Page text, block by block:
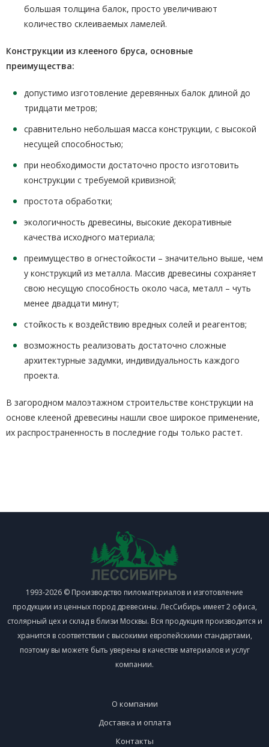
большая толщина балок, просто увеличивают
количество склеиваемых ламелей.
Конструкции из клееного бруса, основные
преимущества:
допустимо изготовление деревянных балок длиной до
тридцати метров;
сравнительно небольшая масса конструкции, с высокой
несущей способностью;
при необходимости достаточно просто изготовить
конструкции с требуемой кривизной;
простота обработки;
экологичность древесины, высокие декоративные
качества исходного материала;
преимущество в огнестойкости – значительно выше, чем
у конструкций из металла. Массив древесины сохраняет
свою несущую способность около часа, металл – чуть
менее двадцати минут;
стойкость к воздействию вредных солей и реагентов;
возможность реализовать достаточно сложные
архитектурные задумки, индивидуальность каждого
проекта.
В загородном малоэтажном строительстве конструкции на
основе клееной древесины нашли свое широкое применение,
их распространенность в последние годы только растет.
1993-2026 © Производство пиломатериалов и изготовление
продукции из ценных пород древесины. ЛесСибирь имеет 2 офиса,
столярный цех и склад в близи Москвы. Вся продукция производится и
хранится в соответствии с высокими европейскими стандартами,
поэтому вы можете быть уверены в качестве материалов и услуг
компании.
О компании
Доставка и оплата
Контакты